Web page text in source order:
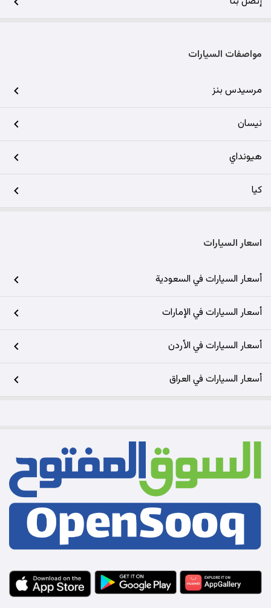
مواصفات السيارات
مرسيدس بنز
نيسان
هيونداي
كيا
اسعار السيارات
أسعار السيارات في السعودية
أسعار السيارات في الإمارات
أسعار السيارات في الأردن
أسعار السيارات في العراق